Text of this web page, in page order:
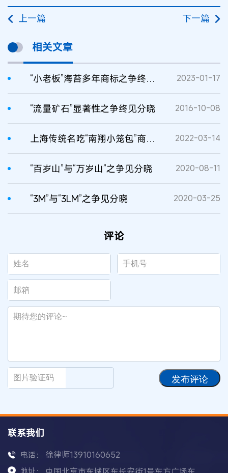
上一篇 下一篇
相关文章
“小老板”海苔多年商标之争终见分晓 2023-01-17
“流量矿石”显著性之争终见分晓 2016-10-08
上海传统名吃“南翔小笼包”商标之争见分晓 2022-03-14
“百岁山”与“万岁山”之争见分晓 2020-08-11
“3M”与“3LM”之争见分晓 2020-03-25
评论
发布评论
联系我们
电话： 徐律师13910160652